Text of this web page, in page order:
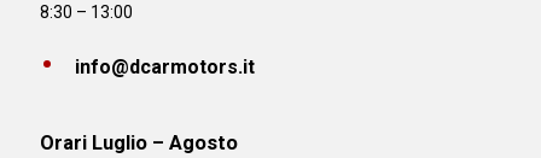
8:30 – 13:00
info@dcarmotors.it
Orari Luglio – Agosto